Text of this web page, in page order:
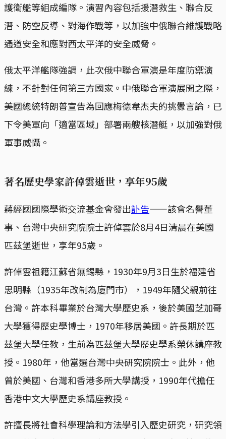
護衛艦等組成編隊。演習內容包括援潛救生、聯合反
潛、防空反導、對海作戰等，以加強中俄聯合維護戰略
通道安全和應對西太平洋的安全威脅。
俄太平洋艦隊強調，此次俄中聯合軍演是年度防禦演
練，不針對任何第三方國家。中俄聯合軍演展開之際，
美國總統特朗普宣告為回應梅德韋杰夫的挑釁言論，已
下令美軍向「適當區域」部署兩艘核潛艇，以加強對俄
軍事威懾。
著名歷史學家許倬雲逝世，享年95歲
蔣經國國際學術交流基金會發出訃告——該會名譽董
事、台灣中央研究院院士許倬雲於8月4日清晨在美國
匹茲堡逝世，享年95歲。
許倬雲祖籍江蘇省無錫縣，1930年9月3日生於福建省
思明縣（1935年改制為廈門市），1949年隨父親前往
台灣。許本科畢業於台灣大學歷史系，後於美國芝加哥
大學獲得歷史學博士，1970年移居美國。許長期於匹
茲堡大學任教，生前為匹茲堡大學歷史學系榮休講座教
授。1980年，他當選台灣中央研究院院士。此外，他
曾於美國、台灣和香港多所大學講授，1990年代擔任
香港中文大學歷史系講座教授。
許擅長將社會科學理論和方法學引入歷史研究，研究領